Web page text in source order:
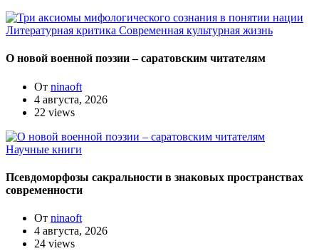
Литературная критика Современная культурная жизнь
О новой военной поэзии – саратовским читателям
От ninaoft
4 августа, 2026
22 views
Научные книги
Псевдоморфозы сакральности в знаковых пространствах
современности
От ninaoft
4 августа, 2026
24 views